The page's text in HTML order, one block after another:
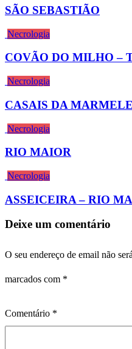
SÃO SEBASTIÃO
Necrologia
COVÃO DO MILHO –
Necrologia
CASAIS DA
Necrologia
RIO MAIOR
Necrologia
ASSEICEIRA – RIO
Deixe um comentário
O seu endereço de email não
marcados com *
Comentário *